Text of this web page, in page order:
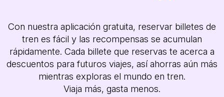
Con nuestra aplicación gratuita, reservar billetes de
tren es fácil y las recompensas se acumulan
rápidamente. Cada billete que reservas te acerca a
descuentos para futuros viajes, así ahorras aún más
mientras exploras el mundo en tren.
Viaja más, gasta menos.